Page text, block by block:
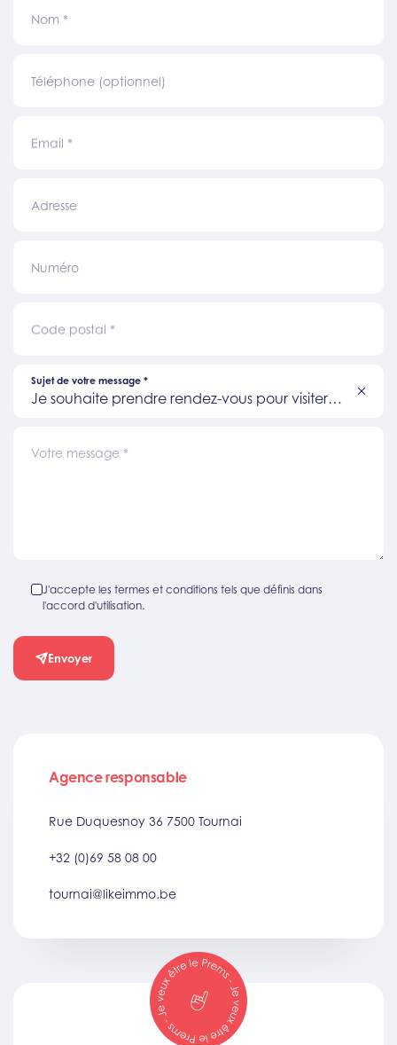
Nom *
Téléphone (optionnel)
Email *
Adresse
Numéro
Code postal *
Sujet de votre message *
Je souhaite prendre rendez-vous pour visiter
Votre message *
J'accepte les termes et conditions tels que définis dans
l'accord d'utilisation.
Envoyer
Agence responsable
Rue Duquesnoy 36 7500 Tournai
+32 (0)69 58 08 00
tournai@likeimmo.be